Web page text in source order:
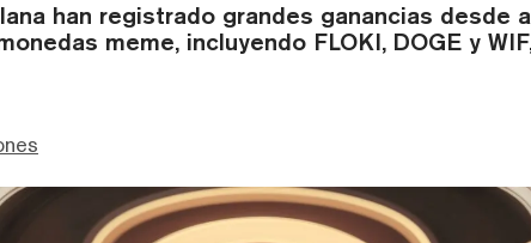
han registrado grandes ganancias desde
meme, incluyendo FLOKI, DOGE y